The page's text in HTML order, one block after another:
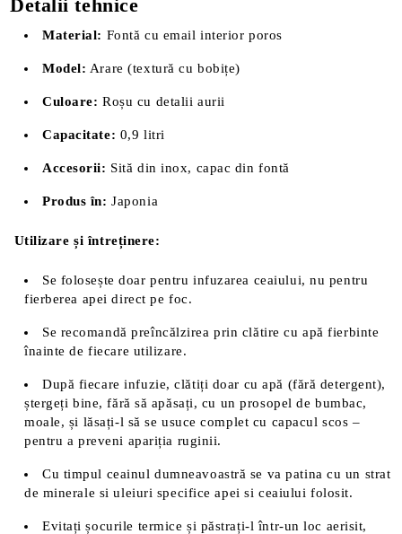
Detalii tehnice
Material: Fontă cu email interior poros
Model: Arare (textură cu bobițe)
Culoare: Roșu cu detalii aurii
Capacitate: 0,9 litri
Accesorii: Sită din inox, capac din fontă
Produs în:Japonia
Utilizare și întreținere:
Se folosește doar pentru infuzarea ceaiului, nu pentru
fierberea apei direct pe foc.
Se recomandă preîncălzirea prin clătire cu apă fierbinte
înainte de fiecare utilizare.
După fiecare infuzie, clătiți doar cu apă (fără detergent),
ștergeți bine, fără să apăsați, cu un prosopel de bumbac,
moale, și lăsați-l să se usuce complet cu capacul scos –
pentru a preveni apariția ruginii.
Cu timpul ceainul dumneavoastră se va patina cu un strat
de minerale si uleiuri specifice apei si ceaiului folosit.
Evitați șocurile termice și păstrați-l într-un loc aerisit,